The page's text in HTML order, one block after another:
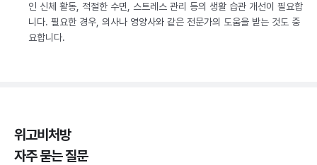
인 신체 활동, 적절한 수면, 스트레스 관리 등의 생활 습관 개선이 필요합
니다. 필요한 경우, 의사나 영양사와 같은 전문가의 도움을 받는 것도 중
요합니다.
위고비처방
자주 묻는 질문